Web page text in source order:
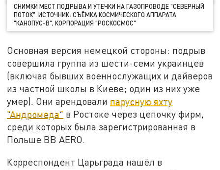
СНИМКИ МЕСТ ПОДРЫВА И УТЕЧКИ НА ГАЗОПРОВОДЕ "СЕВЕРНЫЙ
ПОТОК". ИСТОЧНИК: СЪЁМКА КОСМИЧЕСКОГО АППАРАТА
"КАНОПУС-В", КОРПОРАЦИЯ "РОСКОСМОС"
Основная версия немецкой стороны: подрыв
совершила группа из шести-семи украинцев
(включая бывших военнослужащих и дайверов
из частной школы в Киеве; один из них уже
умер). Они арендовали парусную яхту
"Андромеда" в Ростоке через цепочку фирм,
среди которых была зарегистрированная в
Польше BB AERO.
Корреспондент Царьграда нашёл в